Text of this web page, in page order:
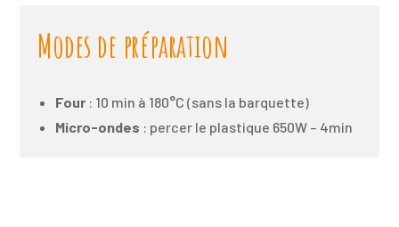
Modes de préparation
Four : 10 min à 180°C (sans la barquette)
Micro-ondes : percer le plastique 650W – 4min